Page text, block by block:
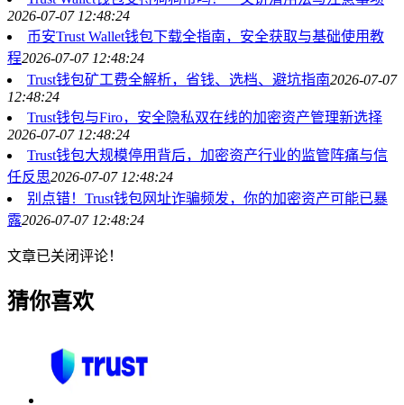
2026-07-07 12:48:24
币安Trust Wallet钱包下载全指南，安全获取与基础使用教
程2026-07-07 12:48:24
Trust钱包矿工费全解析，省钱、选档、避坑指南2026-07-07
12:48:24
Trust钱包与Firo，安全隐私双在线的加密资产管理新选择
2026-07-07 12:48:24
Trust钱包大规模停用背后，加密资产行业的监管阵痛与信
任反思2026-07-07 12:48:24
别点错！Trust钱包网址诈骗频发，你的加密资产可能已暴
露2026-07-07 12:48:24
文章已关闭评论！
猜你喜欢